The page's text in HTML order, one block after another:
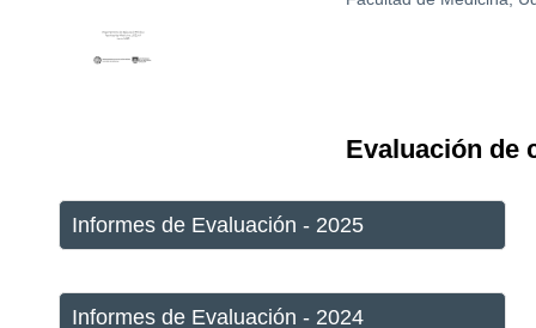
Evaluación de
Informes de Evaluación - 2025
Informes de Evaluación - 2024